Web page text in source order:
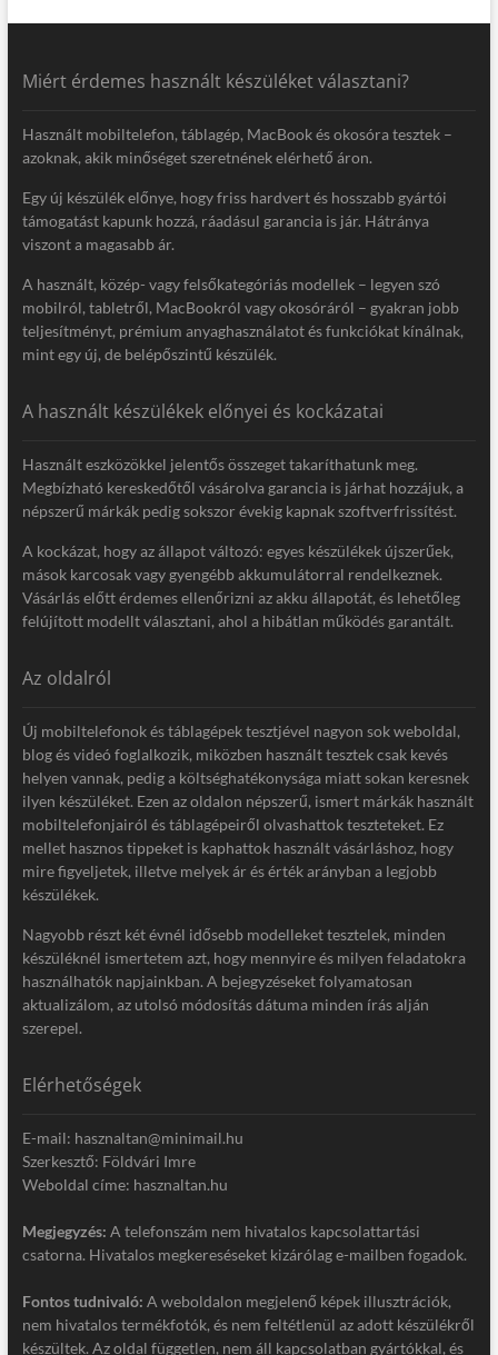
Miért érdemes használt készüléket választani?
Használt mobiltelefon, táblagép, MacBook és okosóra tesztek –
azoknak, akik minőséget szeretnének elérhető áron.
Egy új készülék előnye, hogy friss hardvert és hosszabb gyártói
támogatást kapunk hozzá, ráadásul garancia is jár. Hátránya
viszont a magasabb ár.
A használt, közép- vagy felsőkategóriás modellek – legyen szó
mobilról, tabletről, MacBookról vagy okosóráról – gyakran jobb
teljesítményt, prémium anyaghasználatot és funkciókat kínálnak,
mint egy új, de belépőszintű készülék.
A használt készülékek előnyei és kockázatai
Használt eszközökkel jelentős összeget takaríthatunk meg.
Megbízható kereskedőtől vásárolva garancia is járhat hozzájuk, a
népszerű márkák pedig sokszor évekig kapnak szoftverfrissítést.
A kockázat, hogy az állapot változó: egyes készülékek újszerűek,
mások karcosak vagy gyengébb akkumulátorral rendelkeznek.
Vásárlás előtt érdemes ellenőrizni az akku állapotát, és lehetőleg
felújított modellt választani, ahol a hibátlan működés garantált.
Az oldalról
Új mobiltelefonok és táblagépek tesztjével nagyon sok weboldal,
blog és videó foglalkozik, miközben használt tesztek csak kevés
helyen vannak, pedig a költséghatékonysága miatt sokan keresnek
ilyen készüléket. Ezen az oldalon népszerű, ismert márkák használt
mobiltelefonjairól és táblagépeiről olvashattok teszteteket. Ez
mellet hasznos tippeket is kaphattok használt vásárláshoz, hogy
mire figyeljetek, illetve melyek ár és érték arányban a legjobb
készülékek.
Nagyobb részt két évnél idősebb modelleket tesztelek, minden
készüléknél ismertetem azt, hogy mennyire és milyen feladatokra
használhatók napjainkban. A bejegyzéseket folyamatosan
aktualizálom, az utolsó módosítás dátuma minden írás alján
szerepel.
Elérhetőségek
E-mail: hasznaltan@minimail.hu
Szerkesztő: Földvári Imre
Weboldal címe: hasznaltan.hu
Megjegyzés: A telefonszám nem hivatalos kapcsolattartási
csatorna. Hivatalos megkereséseket kizárólag e-mailben fogadok.
Fontos tudnivaló: A weboldalon megjelenő képek illusztrációk,
nem hivatalos termékfotók, és nem feltétlenül az adott készülékről
készültek. Az oldal független, nem áll kapcsolatban gyártókkal, és